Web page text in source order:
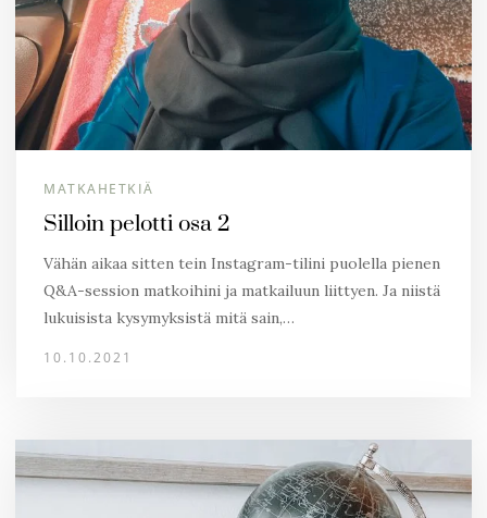
MATKAHETKIÄ
Silloin pelotti osa 2
Vähän aikaa sitten tein Instagram-tilini puolella pienen
Q&A-session matkoihini ja matkailuun liittyen. Ja niistä
lukuisista kysymyksistä mitä sain,…
10.10.2021